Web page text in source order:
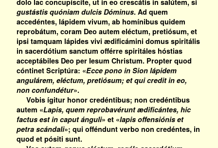
dolo lac concupíscite, ut in eo crescátis in salútem, si
gustástis quóniam dulcis Dóminus. Ad quem
accedéntes, lápidem vivum, ab homínibus quidem
reprobátum, coram Deo autem eléctum, pretiósum, et
ipsi tamquam lápides vivi ædificámini domus spiritális
in sacerdótium sanctum offérre spiritáles hóstias
acceptábiles Deo per Iesum Christum. Propter quod
cóntinet Scriptúra: «Ecce pono in Sion lápidem
angulárem, eléctum, pretiósum; et qui credit in eo,
non confundétur».
Vobis ígitur honor credéntibus; non credéntibus
autem «Lapis, quem reprobavérunt ædificántes, hic
factus est in caput ánguli» et «lapis offensiónis et
petra scándali»; qui offéndunt verbo non credéntes, in
quod et pósiti sunt.